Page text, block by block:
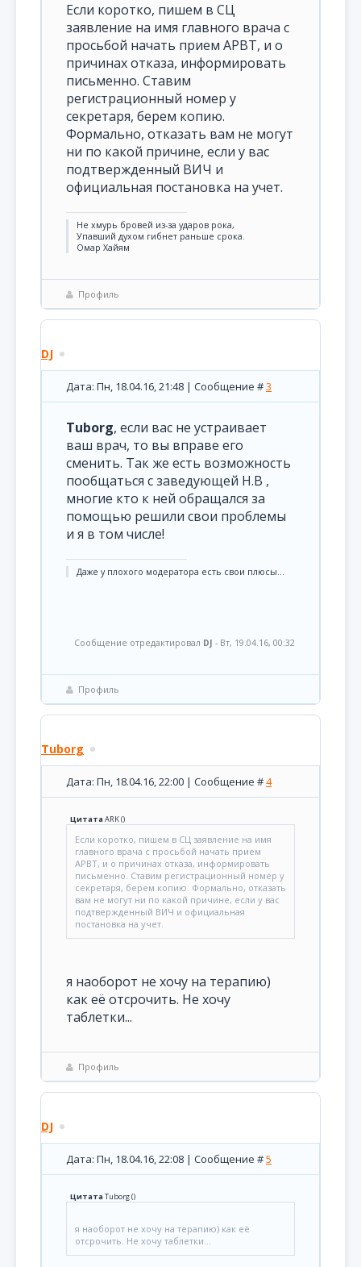
Если коротко, пишем в СЦ
заявление на имя главного врача с
просьбой начать прием АРВТ, и о
причинах отказа, информировать
письменно. Ставим
регистрационный номер у
секретаря, берем копию.
Формально, отказать вам не могут
ни по какой причине, если у вас
подтвержденный ВИЧ и
официальная постановка на учет.
Не хмурь бровей из-за ударов рока,
Упавший духом гибнет раньше срока.
Омар Хайям
Профиль
DJ
Дата: Пн, 18.04.16, 21:48 | Сообщение #3
Tuborg, если вас не устраивает
ваш врач, то вы вправе его
сменить. Так же есть возможность
пообщаться с заведующей Н.В ,
многие кто к ней обращался за
помощью решили свои проблемы
и я в том числе!
Даже у плохого модератора есть свои плюсы...
Сообщение отредактировал DJ - Вт, 19.04.16, 00:32
Профиль
Tuborg
Дата: Пн, 18.04.16, 22:00 | Сообщение #4
ЦитатаARK()
Если коротко, пишем в СЦ заявление на имя
главного врача с просьбой начать прием
АРВТ, и о причинах отказа, информировать
письменно. Ставим регистрационный номер у
секретаря, берем копию. Формально, отказать
вам не могут ни по какой причине, если у вас
подтвержденный ВИЧ и официальная
постановка на учет.
я наоборот не хочу на терапию)
как её отсрочить. Не хочу
таблетки...
Профиль
DJ
Дата: Пн, 18.04.16, 22:08 | Сообщение #5
ЦитатаTuborg()
я наоборот не хочу на терапию) как её
отсрочить. Не хочу таблетки...